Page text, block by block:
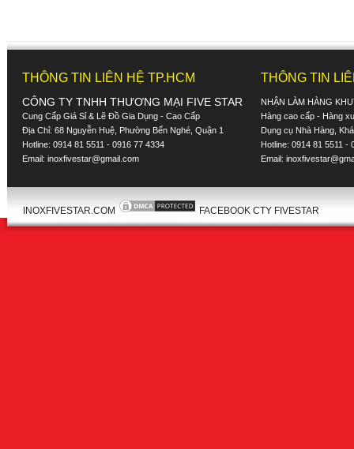
THÔNG TIN LIÊN HỆ TP.HCM
CÔNG TY TNHH THƯƠNG MẠI FIVE STAR
Cung Cấp Giá Sỉ & Lẽ Đồ Gia Dụng - Cao Cấp
Địa Chỉ: 68 Nguyễn Huệ, Phường Bến Nghé, Quận 1
Hotline: 0914 81 5511 - 0916 77 4334
Email: inoxfivestar@gmail.com
THÔNG TIN
NHẬN LÀM HÀNG
Hàng cao cấp - Hàng
Dụng cụ Nhà Hàng,
Hotline: 0914 81 5511 -
Email:
INOXFIVESTAR.COM FACEBOOK CTY FIVESTAR